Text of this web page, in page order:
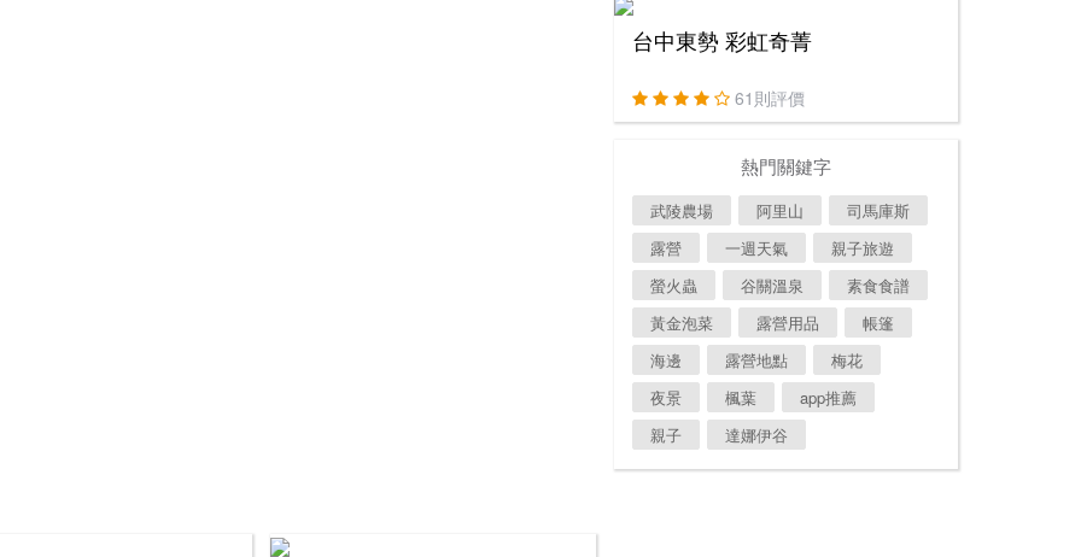
台中東勢 彩虹奇菁
61則評價
熱門關鍵字
武陵農場 阿里山
司馬庫斯
露營
一週天氣
親子旅遊
螢火蟲
谷關溫泉
素食食譜
黃金泡菜
露營用品
帳篷
海邊
露營地點
梅花
夜景
楓葉
app推薦
親子
達娜伊谷